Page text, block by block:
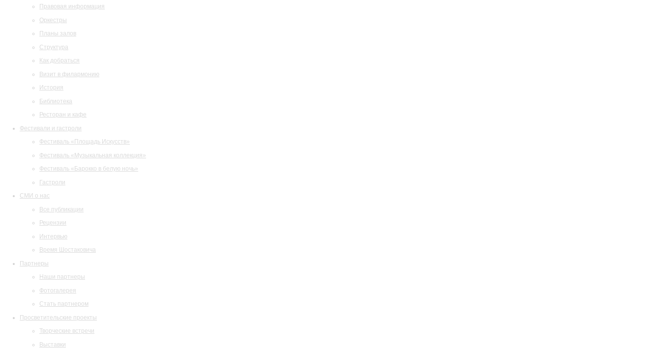
Правовая информация
Оркестры
Планы залов
Структура
Как добраться
Визит в филармонию
История
Библиотека
Ресторан и кафе
Фестивали и гастроли
Фестиваль «Площадь Искусств»
Фестиваль «Музыкальная коллекция»
Фестиваль «Барокко в белую ночь»
Гастроли
СМИ о нас
Все публикации
Рецензии
Интервью
Время Шостаковича
Партнеры
Наши партнеры
Фотогалерея
Стать партнером
Просветительские проекты
Творческие встречи
Выставки